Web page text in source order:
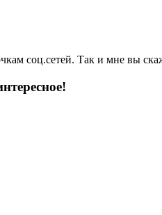
соц.сетей. Так и мне вы